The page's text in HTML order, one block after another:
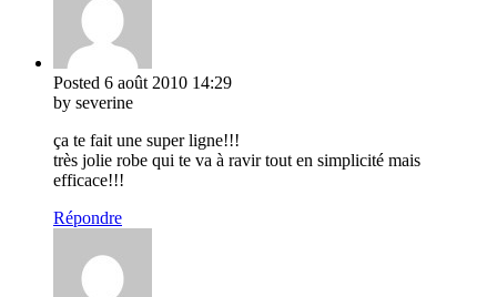
Posted 6 août 2010 14:29
by severine
ça te fait une super ligne!!!
très jolie robe qui te va à ravir tout en simplicité mais
efficace!!!
Répondre